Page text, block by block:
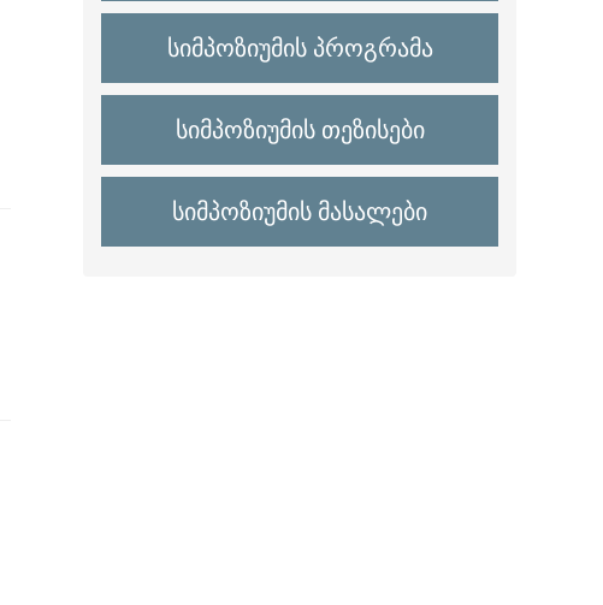
სიმპოზიუმის პროგრამა
სიმპოზიუმის თეზისები
სიმპოზიუმის მასალები